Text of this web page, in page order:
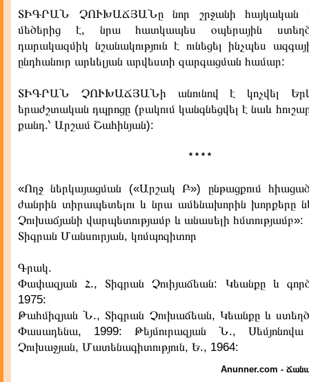
ՏԻԳՐԱՆ ՉՈՒԽԱՃՅԱՆը նոր շրջանի հայկական
մեծերից է, նրա հատկապես օպերային
դարակազմիկ նշանակություն է ունեցել ինչպես
ընդհանուր արևելյան արվեստի զարգացման համար:
ՏԻԳՐԱՆ ՉՈՒԽԱՃՅԱՆի անունով է կոչվել
երաժշտական դպրոցը (բակում կանգնեցվել է նաև
քանդ.՝ Արշամ Շահինյան):
* * * *
«Ողջ ներկայացման («Արշակ Բ») ընթացքում
ժանրին տիրապետելու և նրա ամենախորին խորքերը
Չուխաճյանի վարպետությամբ և անասելի հմտությամբ»:
Տիգրան Մանսուրյան, կոմպոզիտոր
Գրակ.
Փափազյան Հ., Տիգրան Չուիյաճեան: Կեանքը և
1975:
Թահմիզյան Ն., Տիգրան Չուխաճեան, Կեանքը և
Փասադենա, 1999: Թեյմուրազյան Ն.,
Չուխաջյան, Մատենագիտություն, Ե., 1964:
Anunner.com -